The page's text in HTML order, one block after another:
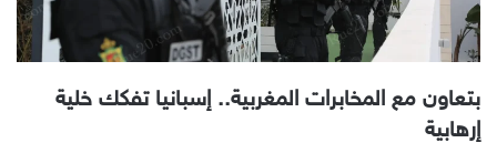
بتعاون مع المخابرات المغربية.. إسبانيا تفكك خلية
إرهابية